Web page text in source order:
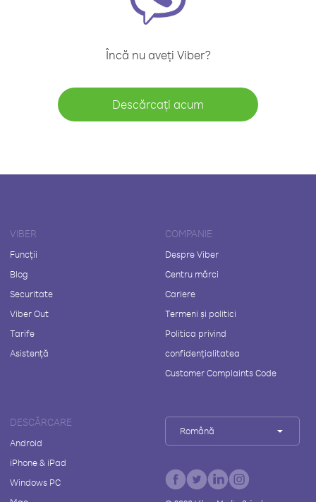
Încă nu aveți Viber?
Descărcați acum
VIBER
Funcții
Blog
Securitate
Viber Out
Tarife
Asistență
COMPANIE
Despre Viber
Centru mărci
Cariere
Termeni și politici
Politica privind
confidențialitatea
Customer Complaints Code
DESCĂRCARE
Android
iPhone & iPad
Windows PC
Română